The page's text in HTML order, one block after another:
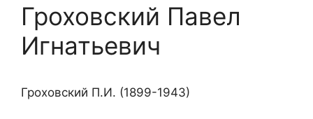
Гроховский Павел
Игнатьевич
Гроховский П.И. (1899-1943)